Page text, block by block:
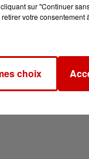
sur "Continuer
votre
choix